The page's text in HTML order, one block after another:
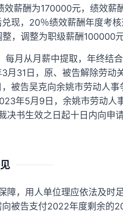
薪酬为170000元，绩效薪
现，20％绩效薪酬年度考
，调整为职级薪酬100000
月从月薪中提取，年终结
31日，原、被告解除劳动
被告吴克向余姚市劳动人事
年5月9日，余姚市劳动人
决书生效之日起十日内向申
障，用人单位理应依法及时
被告支付2022年度剩余的